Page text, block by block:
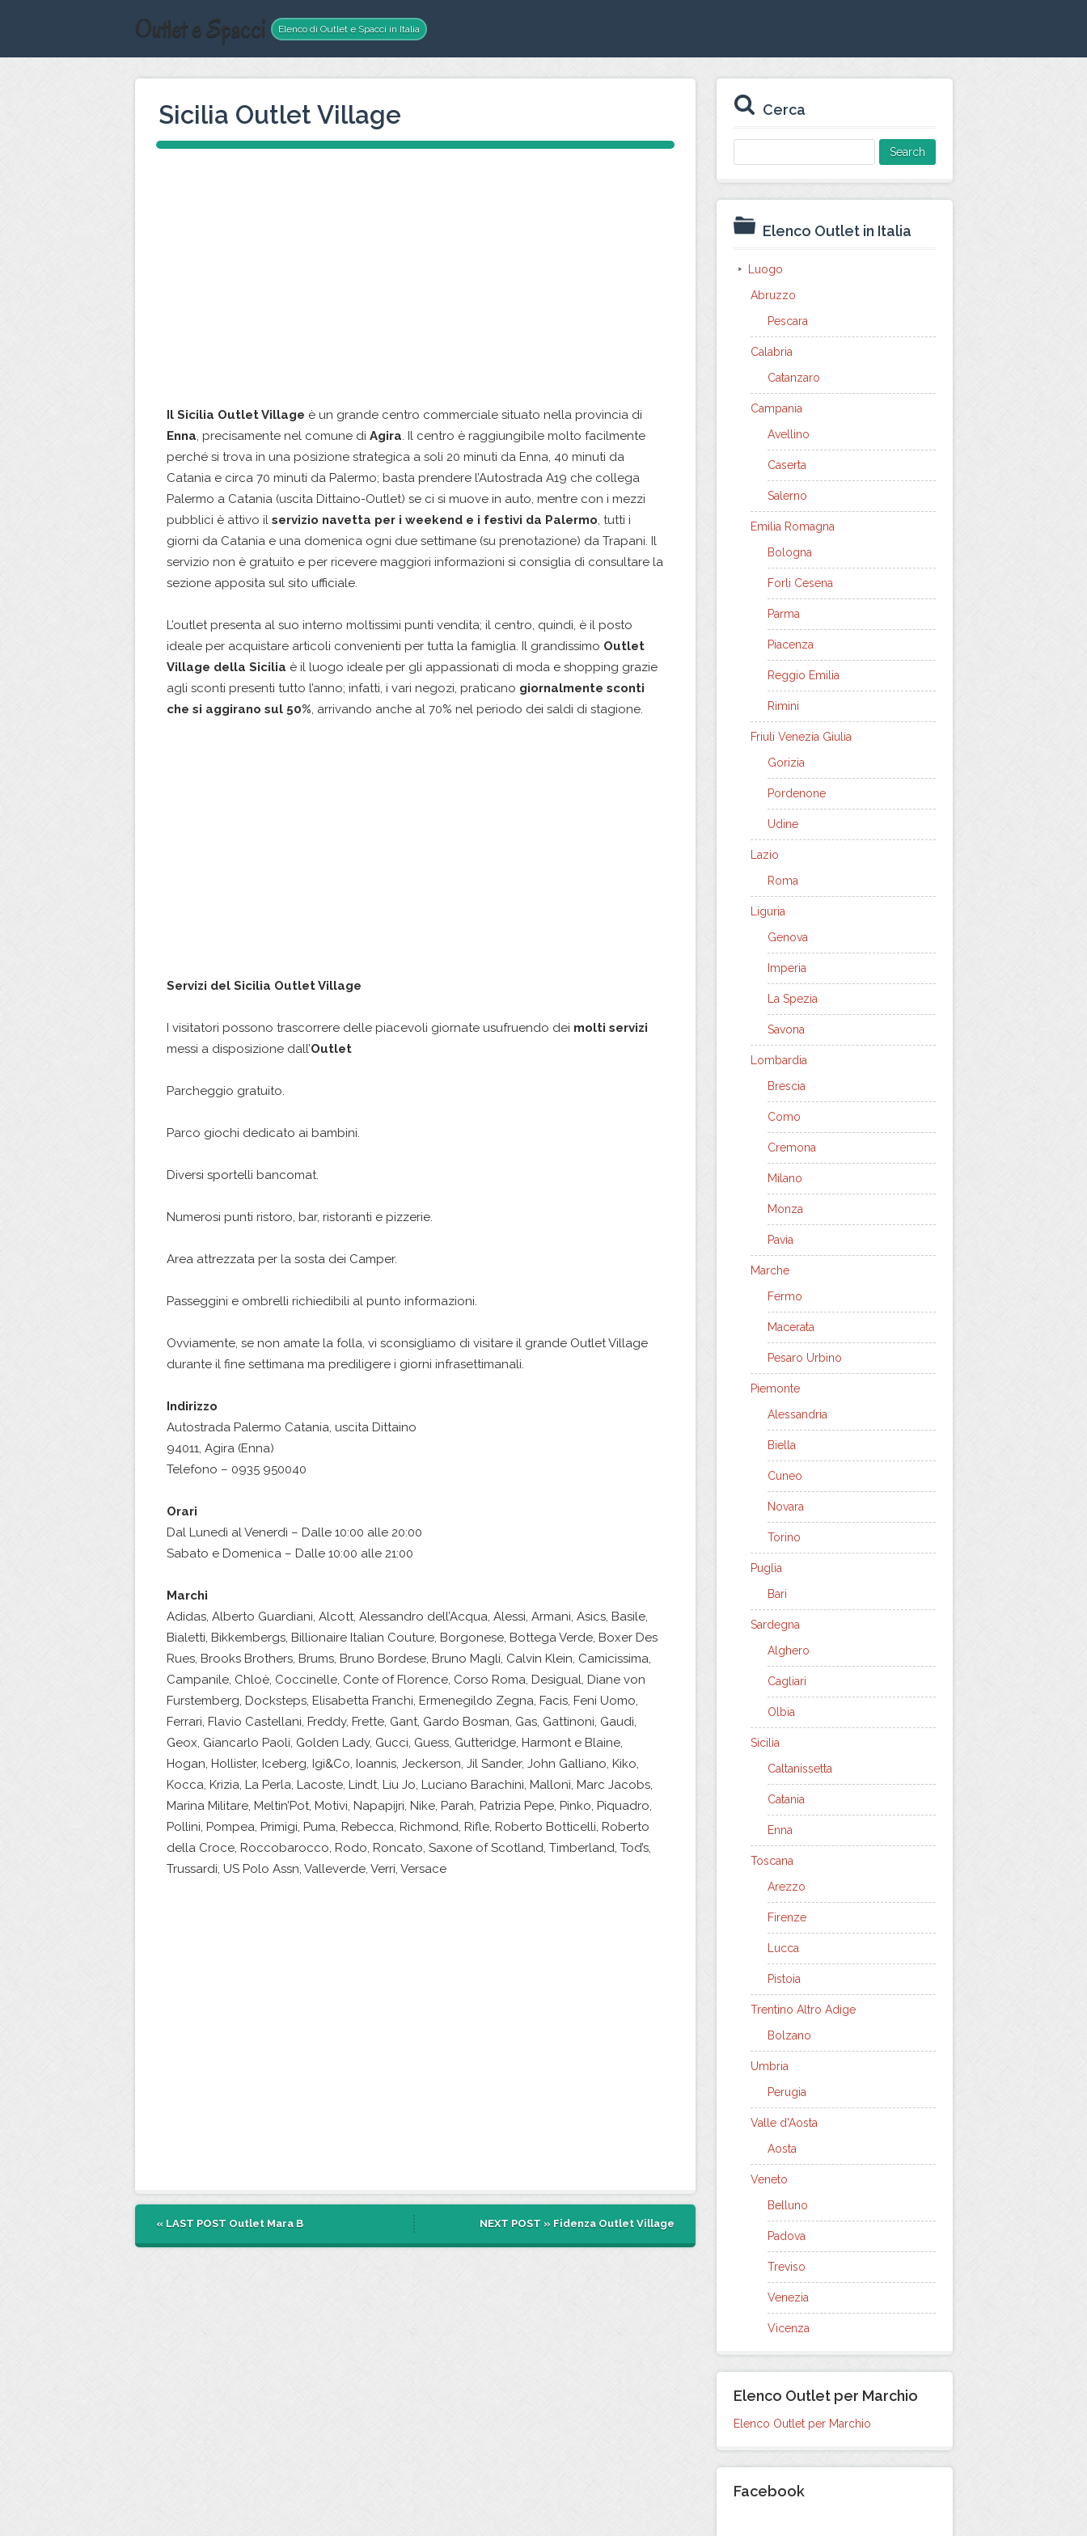
Outlet e Spacci Elenco di Outlet e Spacci in Italia
Sicilia Outlet Village
Il Sicilia Outlet Village è un grande centro commerciale situato nella provincia di
Enna, precisamente nel comune di Agira. Il centro è raggiungibile molto facilmente
perché si trova in una posizione strategica a soli 20 minuti da Enna, 40 minuti da
Catania e circa 70 minuti da Palermo; basta prendere l’Autostrada A19 che collega
Palermo a Catania (uscita Dittaino-Outlet) se ci si muove in auto, mentre con i mezzi
pubblici è attivo il servizio navetta per i weekend e i festivi da Palermo, tutti i
giorni da Catania e una domenica ogni due settimane (su prenotazione) da Trapani. Il
servizio non è gratuito e per ricevere maggiori informazioni si consiglia di consultare la
sezione apposita sul sito ufficiale.
L’outlet presenta al suo interno moltissimi punti vendita; il centro, quindi, è il posto
ideale per acquistare articoli convenienti per tutta la famiglia. Il grandissimo Outlet
Village della Sicilia è il luogo ideale per gli appassionati di moda e shopping grazie
agli sconti presenti tutto l’anno; infatti, i vari negozi, praticano giornalmente sconti
che si aggirano sul 50%, arrivando anche al 70% nel periodo dei saldi di stagione.
Servizi del Sicilia Outlet Village
I visitatori possono trascorrere delle piacevoli giornate usufruendo dei molti servizi
messi a disposizione dall’Outlet
Parcheggio gratuito.
Parco giochi dedicato ai bambini.
Diversi sportelli bancomat.
Numerosi punti ristoro, bar, ristoranti e pizzerie.
Area attrezzata per la sosta dei Camper.
Passeggini e ombrelli richiedibili al punto informazioni.
Ovviamente, se non amate la folla, vi sconsigliamo di visitare il grande Outlet Village
durante il fine settimana ma prediligere i giorni infrasettimanali.
Indirizzo
Autostrada Palermo Catania, uscita Dittaino
94011, Agira (Enna)
Telefono – 0935 950040
Orari
Dal Lunedì al Venerdì – Dalle 10:00 alle 20:00
Sabato e Domenica – Dalle 10:00 alle 21:00
Marchi
Adidas, Alberto Guardiani, Alcott, Alessandro dell’Acqua, Alessi, Armani, Asics, Basile,
Bialetti, Bikkembergs, Billionaire Italian Couture, Borgonese, Bottega Verde, Boxer Des
Rues, Brooks Brothers, Brums, Bruno Bordese, Bruno Magli, Calvin Klein, Camicissima,
Campanile, Chloè, Coccinelle, Conte of Florence, Corso Roma, Desigual, Diane von
Furstemberg, Docksteps, Elisabetta Franchi, Ermenegildo Zegna, Facis, Feni Uomo,
Ferrari, Flavio Castellani, Freddy, Frette, Gant, Gardo Bosman, Gas, Gattinoni, Gaudì,
Geox, Giancarlo Paoli, Golden Lady, Gucci, Guess, Gutteridge, Harmont e Blaine,
Hogan, Hollister, Iceberg, Igi&Co, Ioannis, Jeckerson, Jil Sander, John Galliano, Kiko,
Kocca, Krizia, La Perla, Lacoste, Lindt, Liu Jo, Luciano Barachini, Malloni, Marc Jacobs,
Marina Militare, Meltin’Pot, Motivi, Napapijri, Nike, Parah, Patrizia Pepe, Pinko, Piquadro,
Pollini, Pompea, Primigi, Puma, Rebecca, Richmond, Rifle, Roberto Botticelli, Roberto
della Croce, Roccobarocco, Rodo, Roncato, Saxone of Scotland, Timberland, Tod’s,
Trussardi, US Polo Assn, Valleverde, Verri, Versace
« LAST POST Outlet Mara B NEXT POST » Fidenza Outlet Village
Cerca
for:
Elenco Outlet in Italia
Luogo
Abruzzo
Pescara
Calabria
Catanzaro
Campania
Avellino
Caserta
Salerno
Emilia Romagna
Bologna
Forli Cesena
Parma
Piacenza
Reggio Emilia
Rimini
Friuli Venezia Giulia
Gorizia
Pordenone
Udine
Lazio
Roma
Liguria
Genova
Imperia
La Spezia
Savona
Lombardia
Brescia
Como
Cremona
Milano
Monza
Pavia
Marche
Fermo
Macerata
Pesaro Urbino
Piemonte
Alessandria
Biella
Cuneo
Novara
Torino
Puglia
Bari
Sardegna
Alghero
Cagliari
Olbia
Sicilia
Caltanissetta
Catania
Enna
Toscana
Arezzo
Firenze
Lucca
Pistoia
Trentino Altro Adige
Bolzano
Umbria
Perugia
Valle d'Aosta
Aosta
Veneto
Belluno
Padova
Treviso
Venezia
Vicenza
Elenco Outlet per Marchio
Elenco Outlet per Marchio
Facebook